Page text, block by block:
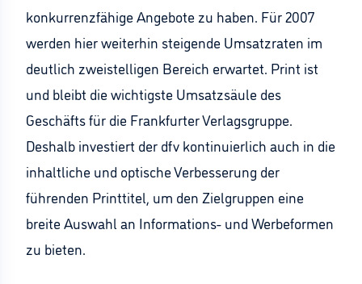
konkurrenzfähige Angebote zu haben. Für 2007
werden hier weiterhin steigende Umsatzraten im
deutlich zweistelligen Bereich erwartet. Print ist
und bleibt die wichtigste Umsatzsäule des
Geschäfts für die Frankfurter Verlagsgruppe.
Deshalb investiert der dfv kontinuierlich auch in die
inhaltliche und optische Verbesserung der
führenden Printtitel, um den Zielgruppen eine
breite Auswahl an Informations- und Werbeformen
zu bieten.